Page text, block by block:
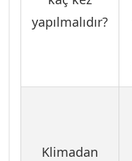
yapılmalıdır?
Klimadan